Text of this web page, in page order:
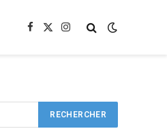
Facebook
X
Instagram